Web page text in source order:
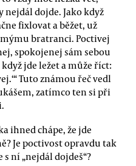
nejdál dojde. Jako když
fixlovat a běžet, už
bratranci. Poctivej
spokojenej sám sebou
jde ležet a může říct:
Tuto známou řeč vedl
zatímco ten si při
ihned chápe, že jde
Je poctivost opravdu tak
ní „nejdál dojdeš“?